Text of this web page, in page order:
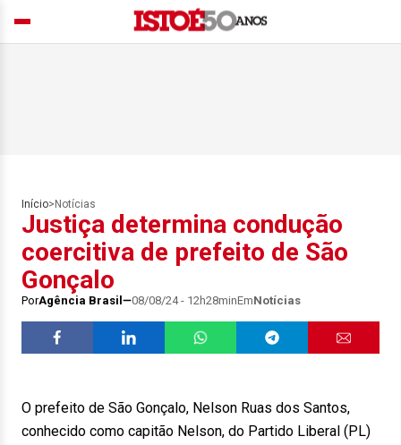
Início> Notícias
Justiça determina condução
coercitiva de prefeito de São
Gonçalo
PorAgência Brasil 08/08/24 - 12h28minEmNotícias
O prefeito de São Gonçalo, Nelson Ruas dos Santos,
conhecido como capitão Nelson, do Partido Liberal (PL)